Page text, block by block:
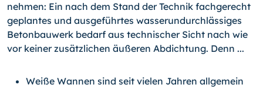
nehmen: Ein nach dem Stand der Technik fachgerecht
geplantes und ausgeführtes wasserundurchlässiges
Betonbauwerk bedarf aus technischer Sicht nach wie
vor keiner zusätzlichen äußeren Abdichtung. Denn ...
Weiße Wannen sind seit vielen Jahren allgemein